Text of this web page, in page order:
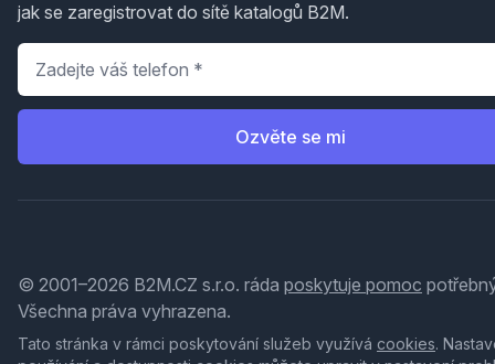
jak se zaregistrovat do sítě katalogů B2M.
Telefon
Ozvěte se mi
© 2001–2026 B2M.CZ s.r.o. ráda poskytuje pomoc
Všechna práva vyhrazena.
Tato stránka v rámci poskytování služeb využívá cookies.